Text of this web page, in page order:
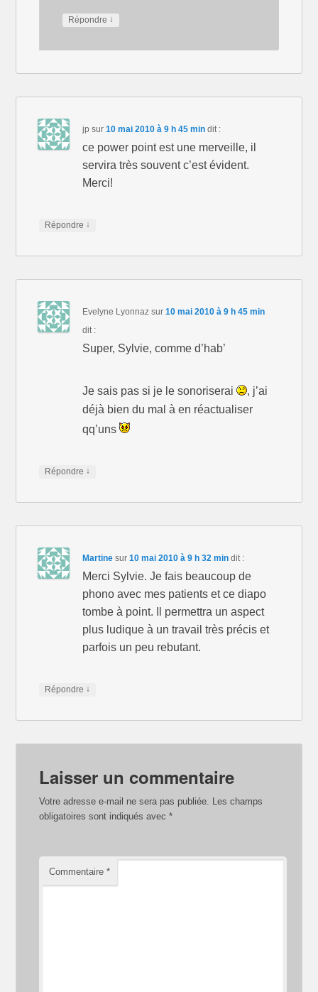
Répondre ↓
jp sur10 mai 2010 à 9 h 45 min dit :
ce power point est une merveille, il
servira très souvent c’est évident.
Merci!
Répondre ↓
Evelyne Lyonnaz sur10 mai 2010 à 9 h 45 min
dit :
Super, Sylvie, comme d’hab’
Je sais pas si je le sonoriserai
, j’ai
déjà bien du mal à en réactualiser
qq’uns
Répondre ↓
Martine sur10 mai 2010 à 9 h 32 min dit :
Merci Sylvie. Je fais beaucoup de
phono avec mes patients et ce diapo
tombe à point. Il permettra un aspect
plus ludique à un travail très précis et
parfois un peu rebutant.
Répondre ↓
Laisser un commentaire
Votre adresse e-mail ne sera pas publiée. Les champs
obligatoires sont indiqués avec*
Commentaire*